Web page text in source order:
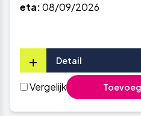
eta:08/09/2026
+ Detail
Vergelijk